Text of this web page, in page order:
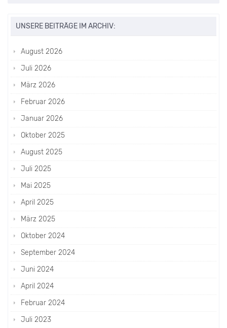
UNSERE BEITRÄGE IM ARCHIV:
August 2026
Juli 2026
März 2026
Februar 2026
Januar 2026
Oktober 2025
August 2025
Juli 2025
Mai 2025
April 2025
März 2025
Oktober 2024
September 2024
Juni 2024
April 2024
Februar 2024
Juli 2023